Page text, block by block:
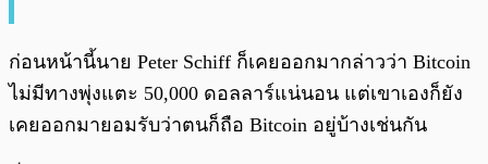
ก่อนหน้านี้นาย Peter Schiff ก็เคยออกมากล่าวว่า Bitcoin
ไม่มีทางพุ่งแตะ 50,000 ดอลลาร์แน่นอน แต่เขาเองก็ยัง
เคยออกมายอมรับว่าตนก็ถือ Bitcoin อยู่บ้างเช่นกัน